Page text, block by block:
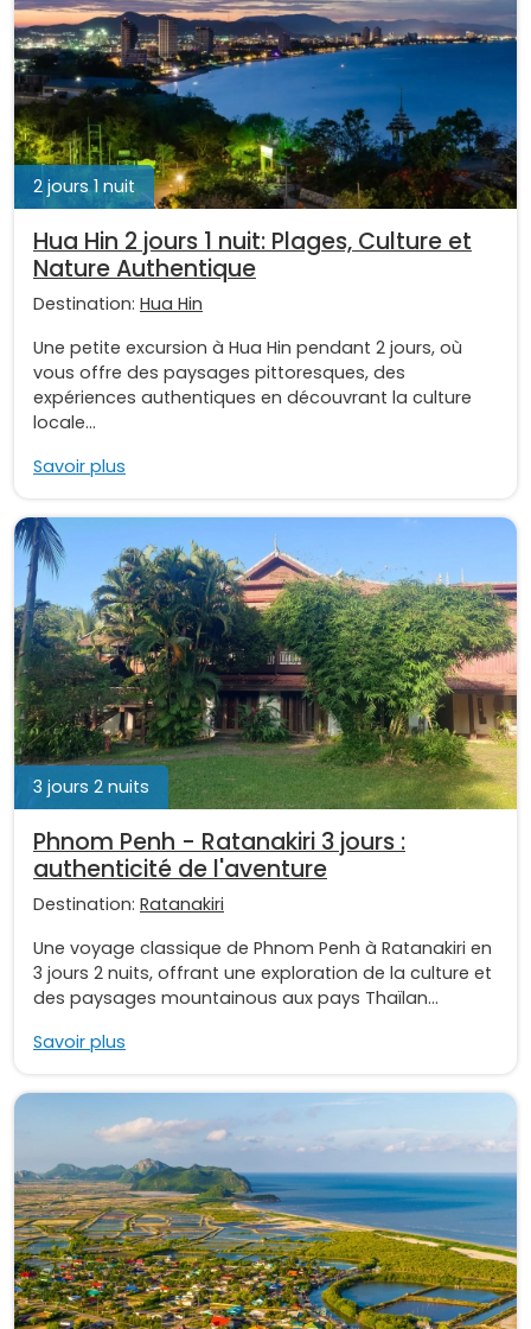
2 jours 1 nuit
Hua Hin 2 jours 1 nuit: Plages, Culture et
Nature Authentique
Destination: Hua Hin
Une petite excursion à Hua Hin pendant 2 jours, où
vous offre des paysages pittoresques, des
expériences authentiques en découvrant la culture
locale...
Savoir plus
3 jours 2 nuits
Phnom Penh - Ratanakiri 3 jours :
authenticité de l'aventure
Destination: Ratanakiri
Une voyage classique de Phnom Penh à Ratanakiri en
3 jours 2 nuits, offrant une exploration de la culture et
des paysages mountainous aux pays Thaïlan...
Savoir plus